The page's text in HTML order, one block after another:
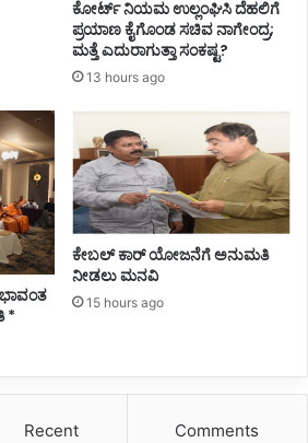
ಕೋರ್ಟ್ ನಿಯಮ ಉಲ್ಲಂಘಿಸಿ ದೆಹಲಿಗೆ
ಪ್ರಯಾಣ ಕೈಗೊಂಡ ಸಚಿವ ನಾಗೇಂದ್ರ;
ಮತ್ತೆ ಎದುರಾಗುತ್ತಾ ಸಂಕಷ್ಟ?
13 hours ago
*
ಕೇಬಲ್ ಕಾರ್ ಯೋಜನೆಗೆ ಅನುಮತಿ
ನೀಡಲು ಮನವಿ
15 hours ago
Recent Comments